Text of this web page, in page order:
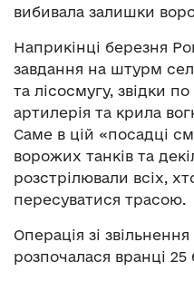
вибивала залишки
Наприкінці березня
завдання на штурм
та лісосмугу, звідки
артилерія та крила
Саме в цій «посадці
ворожих танків та
розстрілювали всіх,
пересуватися трасою.
Операція зі
розпочалася вранці 25